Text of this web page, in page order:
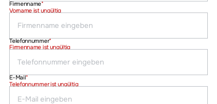
Vorname ist ungültig
Firmenname*
Firmenname ist ungültig
Telefonnummer*
Telefonnummer ist ungültig
E-Mail*